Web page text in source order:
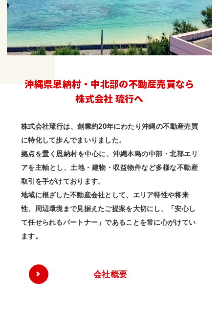
沖縄県恩納村・中北部の不動産売買なら
株式会社 琉行へ
株式会社琉行は、創業約20年にわたり沖縄の不動産売買
に特化して歩んでまいりました。
拠点を置く恩納村を中心に、沖縄本島の中部・北部エリ
アを主軸とし、土地・建物・収益物件など多様な不動産
取引を手がけております。
地域に根ざした不動産会社として、エリア特性や将来
性、周辺環境まで見据えたご提案を大切にし、「安心し
て任せられるパートナー」であることを常に心がけてい
ます。
会社概要